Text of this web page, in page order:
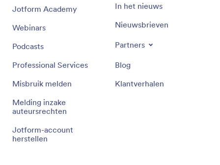
Jotform Academy
Webinars
Podcasts
Professional Services
Misbruik melden
Melding inzake
auteursrechten
Jotform-account
herstellen
In het nieuws
Nieuwsbrieven
Partners
Blog
Klantverhalen